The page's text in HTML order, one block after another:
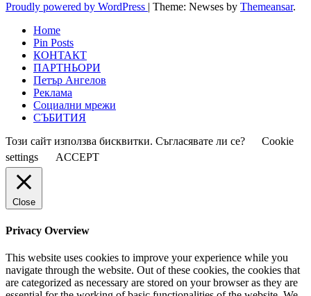
Proudly powered by WordPress | Theme: Newses by Themeansar.
Home
Pin Posts
КОНТАКТ
ПАРТНЬОРИ
Петър Ангелов
Реклама
Социални мрежи
СЪБИТИЯ
Този сайт използва бисквитки. Съгласявате ли се?
Cookie
settings
ACCEPT
Close
Privacy Overview
This website uses cookies to improve your experience while you
navigate through the website. Out of these cookies, the cookies that
are categorized as necessary are stored on your browser as they are